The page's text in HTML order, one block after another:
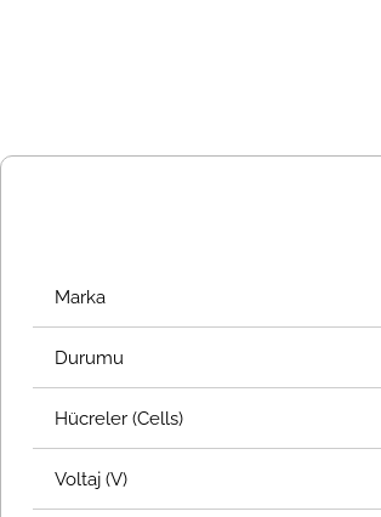
Marka
Durumu
Hücreler (Cells)
Voltaj (V)